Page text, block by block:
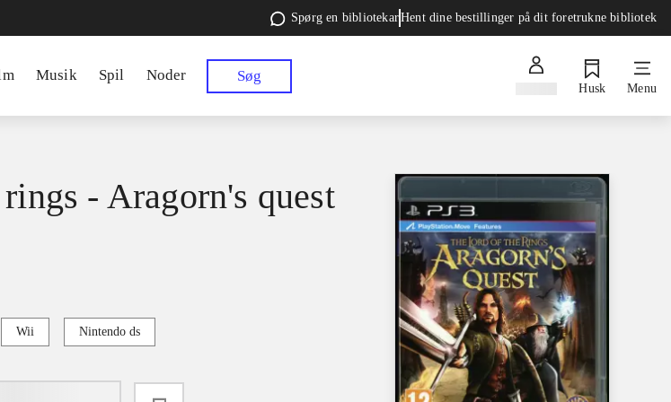
Spørg en bibliotekarHent dine bestillinger på dit foretrukne bibliotek
Musik Spil Noder Søg
Husk Menu
- Aragorn's quest
Wii Nintendo ds